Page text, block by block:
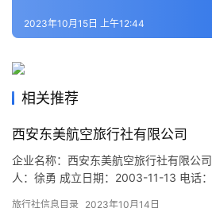
地
生
旅
游
2023年10月15日 上午12:44
相关推荐
西安东美航空旅行社有限公司
企业名称：西安东美航空旅行社有限公
人：徐勇 成立日期：2003-11-13 电话
旅行社信息目录 2023年10月14日